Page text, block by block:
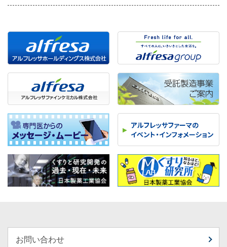
お問い合わせ